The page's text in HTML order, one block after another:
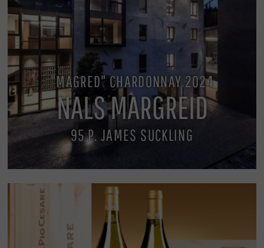
"MAGRED" CHARDONNAY 2024
NALS MARGREID
95 P. JAMES SUCKLING